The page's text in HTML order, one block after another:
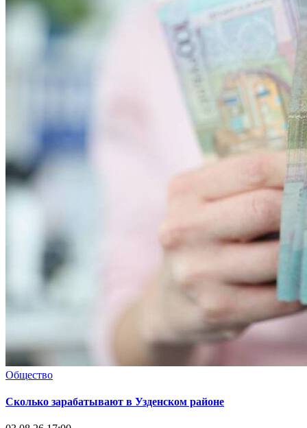
Общество
Сколько зарабатывают в Узденском районе